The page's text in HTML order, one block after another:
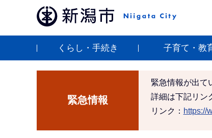
ペ
くらし・手続き 子育て・教
緊急情報
緊急情報が出て
詳細は下記リン
リンク： https://